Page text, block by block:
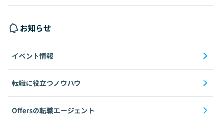
お知らせ
イベント情報
転職に役立つノウハウ
Offersの転職エージェント